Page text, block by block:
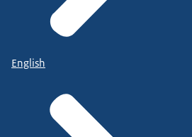
English